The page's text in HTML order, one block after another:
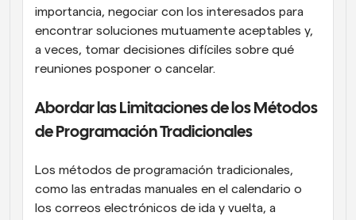
importancia, negociar con los interesados para
encontrar soluciones mutuamente aceptables y,
a veces, tomar decisiones difíciles sobre qué
reuniones posponer o cancelar.
Abordar las Limitaciones de los Métodos
de Programación Tradicionales
Los métodos de programación tradicionales,
como las entradas manuales en el calendario o
los correos electrónicos de ida y vuelta, a